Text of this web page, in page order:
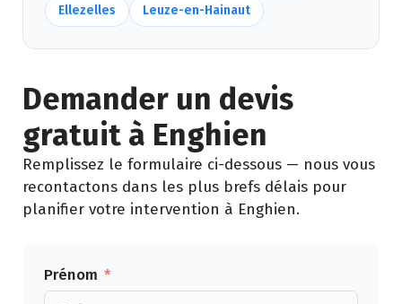
Ellezelles Leuze-en-Hainaut
Demander un devis
gratuit à Enghien
Remplissez le formulaire ci-dessous — nous vous
recontactons dans les plus brefs délais pour
planifier votre intervention à Enghien.
Prénom